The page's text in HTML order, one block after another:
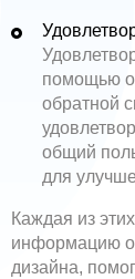
помощью
обратной
общий
для
Каждая из
информацию о
дизайна,